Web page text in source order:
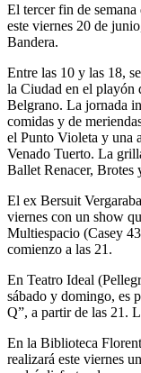
El tercer fin de
este viernes 20 de
Bandera.
Entre las 10 y las 18,
la Ciudad en el playón
Belgrano. La jornada
comidas y de
el Punto Violeta y una
Venado Tuerto. La
Ballet Renacer, Brotes
El ex Bersuit
viernes con un show
Multiespacio (Casey
comienzo a las 21.
En Teatro Ideal
sábado y domingo, es
Q”, a partir de las 21.
En la Biblioteca
realizará este viernes